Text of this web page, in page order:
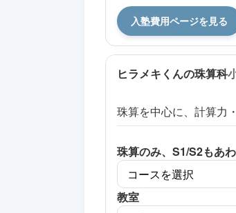
入塾費用ページを見る
ヒラメキくんの珠算科
珠算を中心に、計算力
珠算のみ、S1/S2もあ
教室